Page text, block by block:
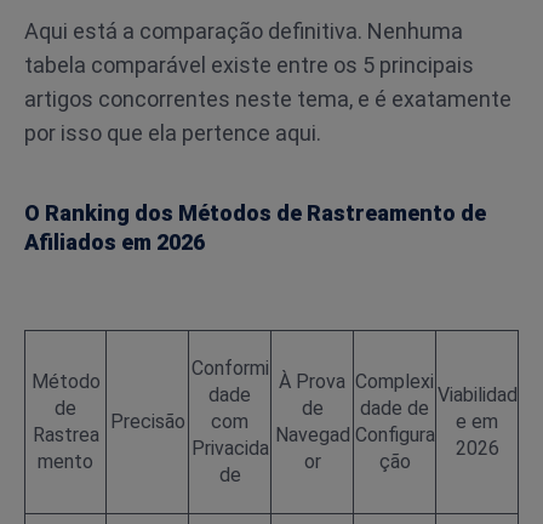
Aqui está a comparação definitiva. Nenhuma
tabela comparável existe entre os 5 principais
artigos concorrentes neste tema, e é exatamente
por isso que ela pertence aqui.
O Ranking dos Métodos de Rastreamento de
Afiliados em 2026
Método
de
Rastrea
mento
Precisão
Conformi
dade
com
Privacida
de
À Prova
de
Navegad
or
Complexi
dade de
Configura
ção
Viabilidad
e em
2026